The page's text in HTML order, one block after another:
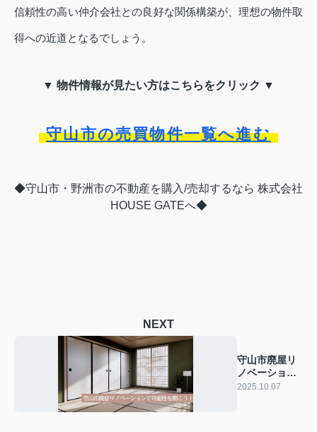
信頼性の高い仲介会社との良好な関係構築が、理想の物件取
得への近道となるでしょう。
▼ 物件情報が見たい方はこちらをクリック ▼
守山市の売買物件一覧へ進む
◆守山市・野洲市の不動産を購入/売却するなら 株式会社
HOUSE GATEへ◆
NEXT
守山市廃屋リ
ノベーション
で可能性を開
2025.10.07